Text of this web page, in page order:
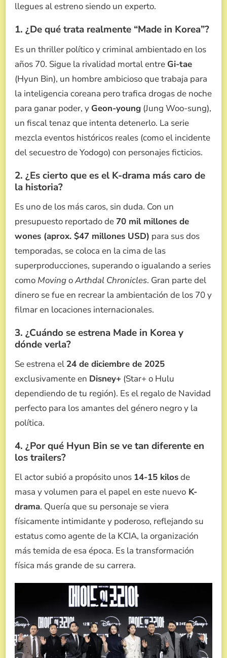
llegues al estreno siendo un experto.
1. ¿De qué trata realmente “Made in Korea”?
Es un thriller político y criminal ambientado en los
años 70. Sigue la rivalidad mortal entre Gi-tae
(Hyun Bin), un hombre ambicioso que trabaja para
la inteligencia coreana pero trafica drogas de noche
para ganar poder, y Geon-young (Jung Woo-sung),
un fiscal tenaz que intenta detenerlo. La serie
mezcla eventos históricos reales (como el incidente
del secuestro de Yodogo) con personajes ficticios.
2. ¿Es cierto que es el K-drama más caro de
la historia?
Es uno de los más caros, sin duda. Con un
presupuesto reportado de 70 mil millones de
wones (aprox. $47 millones USD) para sus dos
temporadas, se coloca en la cima de las
superproducciones, superando o igualando a series
como MovingoArthdal Chronicles. Gran parte del
dinero se fue en recrear la ambientación de los 70 y
filmar en locaciones internacionales.
3. ¿Cuándo se estrena Made in Korea y
dónde verla?
Se estrena el 24 de diciembre de 2025
exclusivamente en Disney+ (Star+ o Hulu
dependiendo de tu región). Es el regalo de Navidad
perfecto para los amantes del género negro y la
política.
4. ¿Por qué Hyun Bin se ve tan diferente en
los trailers?
El actor subió a propósito unos 14-15 kilosde
masa y volumen para el papel en este nuevo K-
drama. Quería que su personaje se viera
físicamente intimidante y poderoso, reflejando su
estatus como agente de la KCIA, la organización
más temida de esa época. Es la transformación
física más grande de su carrera.